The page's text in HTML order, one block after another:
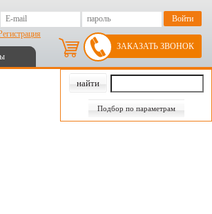
ЗАКАЗАТЬ ЗВОНОК
Подбор по параметрам